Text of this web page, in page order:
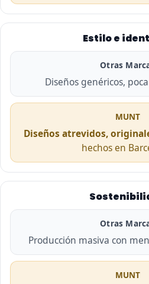
Estilo e
Otras
Diseños genéricos,
MUNT
Diseños atrevidos,
hechos en
Otras
Producción masiva con
MUNT